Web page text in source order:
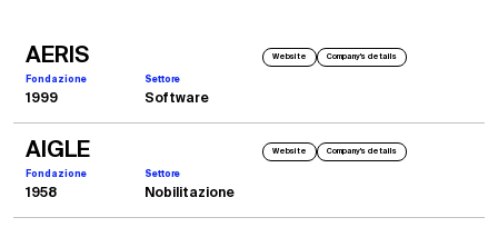
AERIS Website Company's details
Fondazione Settore
1999 Software
AIGLE Website Company's details
Fondazione Settore
1958 Nobilitazione